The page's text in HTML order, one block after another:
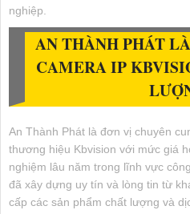
nghiệp.
AN THÀNH PHÁT
CAMERA IP
An Thành Phát là đơn vị chuyên
thương hiệu Kbvision với mức giá
nghiệm lâu năm trong lĩnh vực
đã xây dựng uy tín và lòng tin từ
cấp các sản phẩm chất lượng và